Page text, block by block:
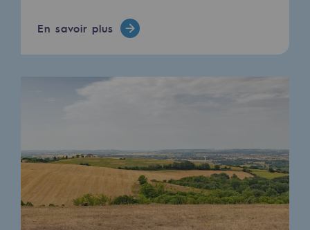
Notre stratégie d’innovation
Objectif Recherche & Innovation :
Objectif Recherche & Innovation :
Partenariats et innovation participative
En savoir plus